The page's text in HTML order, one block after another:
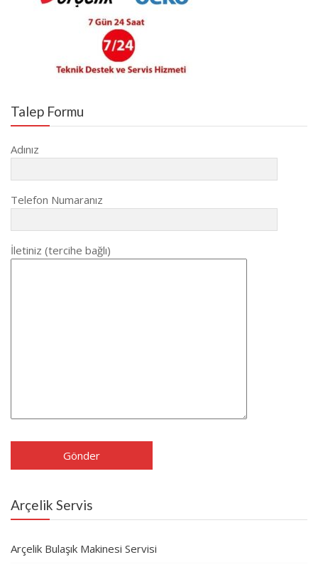
Talep Formu
Adınız
Telefon Numaranız
İletiniz (tercihe bağlı)
Arçelik Servis
Arçelik Bulaşık Makinesi Servisi